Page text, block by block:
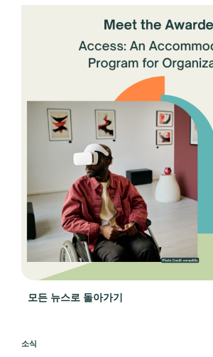
모든 뉴스로 돌아가기
소식